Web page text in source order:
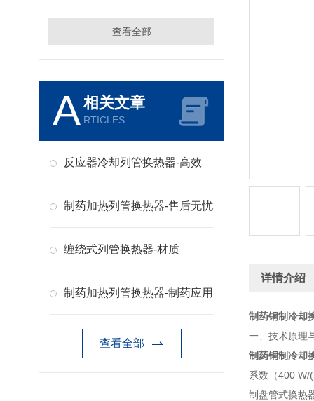
查看全部
A相关文章
RTICLES
反应器冷却列管换热器-高效
制药加热列管换热器-售后无忧
缠绕式列管换热器-材质
制药加热列管换热器-制药应用
查看全部
详情介绍
制药铜制冷却
一、技术原理
制药铜制冷却
系数（400 W/
制盘管式换热